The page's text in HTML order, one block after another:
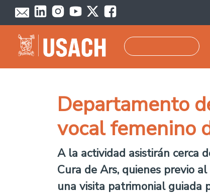
Pasar al contenido principal
Departamento
vocal femenino
A la actividad asistirán cerca
Cura de Ars, quienes previo
una visita patrimonial guiada